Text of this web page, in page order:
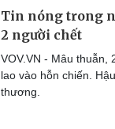
Tin nóng trong
2 người chết
VOV.VN - Mâu thuẫn,
lao vào hỗn chiến.
thương.